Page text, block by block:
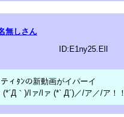
無しさん
ID:E1ny25.ElI
ィﾀﾝの新動画がイパーイ
(*´Д｀)/lァ/lァ (*` Д´)／/ア／/ア！！